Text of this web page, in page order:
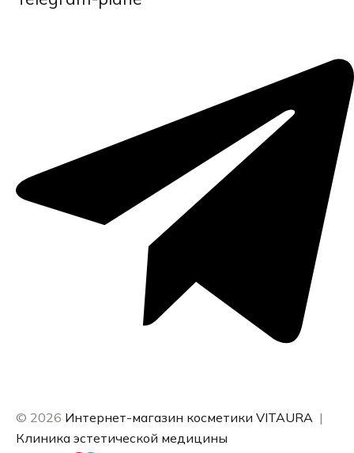
© 2026 Интернет-магазин косметики VITAURA |
Клиника эстетической медицины